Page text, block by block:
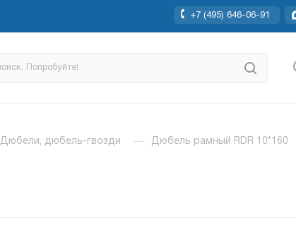
+7 (495) 646-06-91
Дюбели, дюбель-гвозди — Дюбель рамный RDR 10*160